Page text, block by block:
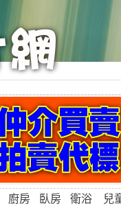
廚房 臥房 衛浴 兒